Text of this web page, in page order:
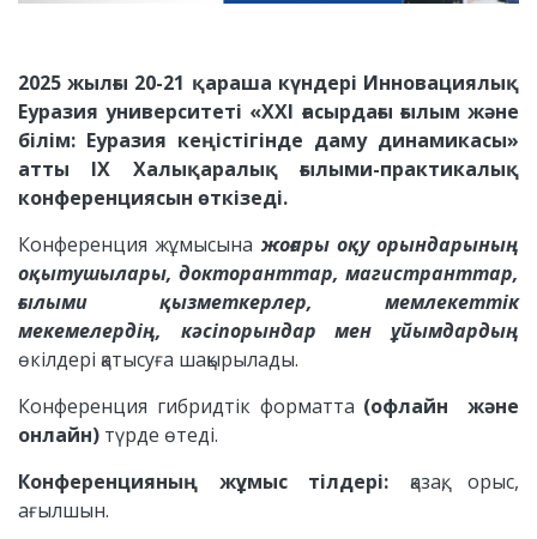
2025 жылғы 20-21 қараша күндері Инновациялық
Еуразия университеті «XXI ғасырдағы ғылым және
білім: Еуразия кеңістігінде даму динамикасы»
атты IX Халықаралық ғылыми-практикалық
конференциясын өткізеді.
Конференция жұмысына жоғары оқу орындарының
оқытушылары, докторанттар, магистранттар,
ғылыми қызметкерлер, мемлекеттік
мекемелердің, кәсіпорындар мен ұйымдардың
өкілдері қатысуға шақырылады.
Конференция гибридтік форматта (офлайн және
онлайн) түрде өтеді.
Конференцияның жұмыс тілдері: қазақ, орыс,
ағылшын.